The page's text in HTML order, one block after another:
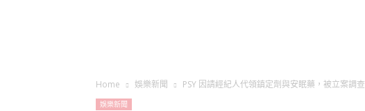
Home 娛樂新聞 PSY 因請經紀人代領鎮定劑與安眠藥，被立案調查
娛樂新聞